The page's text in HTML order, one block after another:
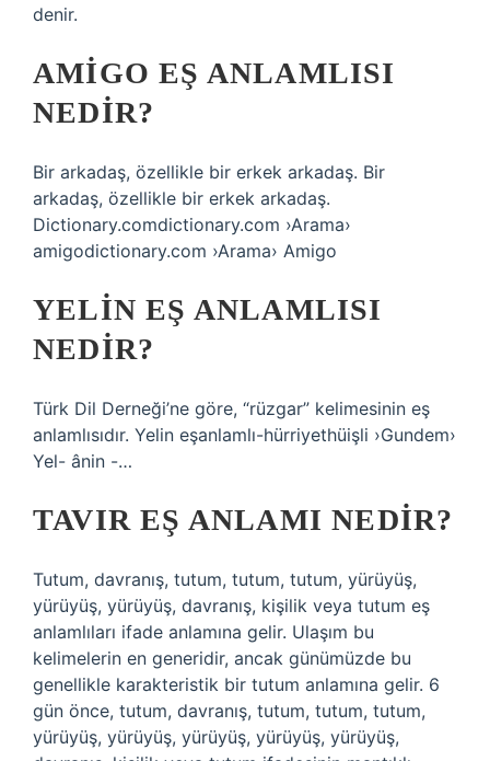
denir.
AMIGO EŞ ANLAMLISI
NEDIR?
Bir arkadaş, özellikle bir erkek arkadaş. Bir
arkadaş, özellikle bir erkek arkadaş.
Dictionary.comdictionary.com ›Arama›
amigodictionary.com ›Arama› Amigo
YELIN EŞ ANLAMLISI
NEDIR?
Türk Dil Derneği’ne göre, “rüzgar” kelimesinin eş
anlamlısıdır. Yelin eşanlamlı-hürriyethüişli ›Gundem›
Yel- ânin -…
TAVIR EŞ ANLAMI NEDIR?
Tutum, davranış, tutum, tutum, tutum, yürüyüş,
yürüyüş, yürüyüş, davranış, kişilik veya tutum eş
anlamlıları ifade anlamına gelir. Ulaşım bu
kelimelerin en generidir, ancak günümüzde bu
genellikle karakteristik bir tutum anlamına gelir. 6
gün önce, tutum, davranış, tutum, tutum, tutum,
yürüyüş, yürüyüş, yürüyüş, yürüyüş, yürüyüş,